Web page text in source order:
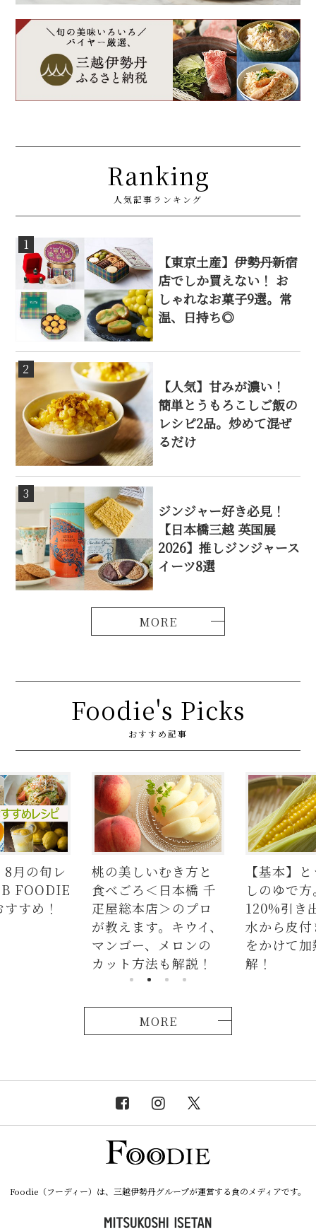
Ranking
人気記事ランキング
1
【東京土産】伊勢丹新宿
店でしか買えない！ お
しゃれなお菓子9選。常
温、日持ち◎
2
【人気】甘みが濃い！
簡単とうもろこしご飯の
レシピ2品。炒めて混ぜ
るだけ
3
ジンジャー好き必見！
【日本橋三越 英国展
2026】推しジンジャース
イーツ8選
Foodie's Picks
おすすめ記事
桃の美しいむき方と
食べごろ＜日本橋 千
疋屋総本店＞のプロ
が教えます。キウイ、
マンゴー、メロンの
カット方法も解説！
【基本】とうもろこ
しのゆで方。甘さを
120%引き出すには、
水から皮付き＆時間
をかけて加熱が正
解！
MORE
Foodie（フーディー）は、三越伊勢丹グループが運営する食のメディアです。